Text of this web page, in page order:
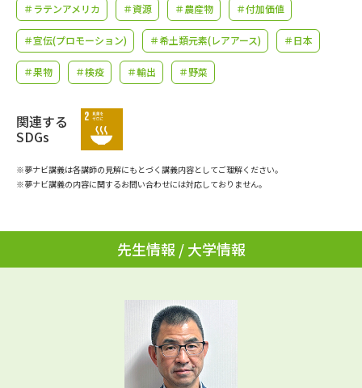
学問のミニ講義「夢ナビ講義」 学問分野解説
学問の教科書 夢ナビライブ
Ｑ＆Ａ よくあるご質問 大学進学IDについて
個人情報取扱規定
訂正のご案内
＃ラテンアメリカ ＃資源 ＃農産物 ＃付加価値
＃宣伝(プロモーション) ＃希土類元素(レアアース) ＃日本
＃果物 ＃検疫 ＃輸出 ＃野菜
関連する
SDGs
※夢ナビ講義は各講師の見解にもとづく講義内容としてご理解ください。
※夢ナビ講義の内容に関するお問い合わせには対応しておりません。
先生情報 / 大学情報